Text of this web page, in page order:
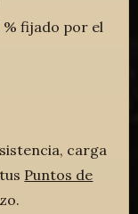
fijado por el
carga
Puntos de